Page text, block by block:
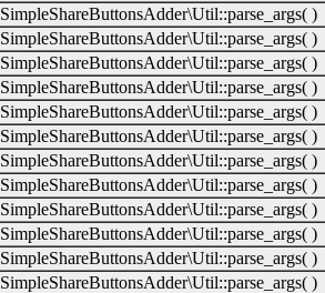
SimpleShareButtonsAdder\Util::parse_args( )
SimpleShareButtonsAdder\Util::parse_args( )
SimpleShareButtonsAdder\Util::parse_args( )
SimpleShareButtonsAdder\Util::parse_args( )
SimpleShareButtonsAdder\Util::parse_args( )
SimpleShareButtonsAdder\Util::parse_args( )
SimpleShareButtonsAdder\Util::parse_args( )
SimpleShareButtonsAdder\Util::parse_args( )
SimpleShareButtonsAdder\Util::parse_args( )
SimpleShareButtonsAdder\Util::parse_args( )
SimpleShareButtonsAdder\Util::parse_args( )
SimpleShareButtonsAdder\Util::parse_args( )